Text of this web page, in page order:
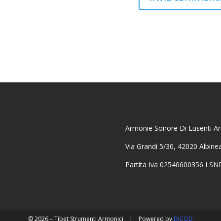
Armonie Sonore Di Lusenti
Via Grandi 5/30, 42020
Partita Iva 02540600356
© 2026 – Tibet Strumenti Armonici | Powered by DICOD